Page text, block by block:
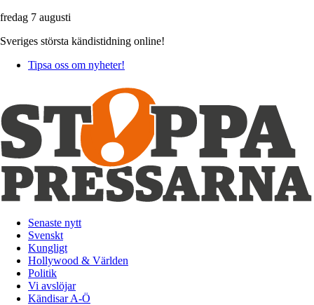
fredag 7 augusti
Sveriges största kändistidning online!
Tipsa oss om nyheter!
Senaste nytt
Svenskt
Kungligt
Hollywood & Världen
Politik
Vi avslöjar
Kändisar A-Ö